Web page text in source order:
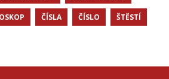
ČÍSLA ČÍSLO ŠTĚSTÍ